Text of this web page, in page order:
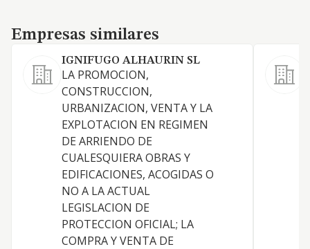
Empresas similares
Empresas similares
IGNIFUGO ALHAURIN SL
LA PROMOCION,
CONSTRUCCION,
URBANIZACION, VENTA Y LA
EXPLOTACION EN REGIMEN
DE ARRIENDO DE
CUALESQUIERA OBRAS Y
EDIFICACIONES, ACOGIDAS O
NO A LA ACTUAL
LEGISLACION DE
PROTECCION OFICIAL; LA
COMPRA Y VENTA DE